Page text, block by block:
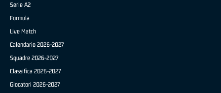
Serie A2
Formula
Live Match
Calendario 2026-2027
Squadre 2026-2027
Classifica 2026-2027
Giocatori 2026-2027